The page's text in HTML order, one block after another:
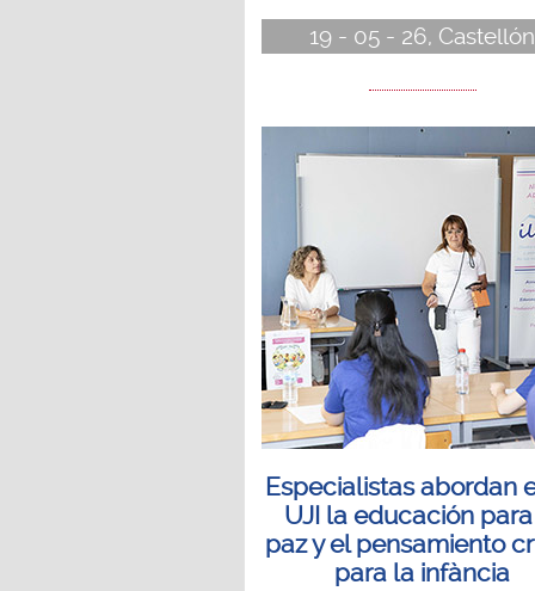
19 - 05 - 26, Castellón
Especialistas abordan
UJI la educación
paz y el pensamiento
para la infància